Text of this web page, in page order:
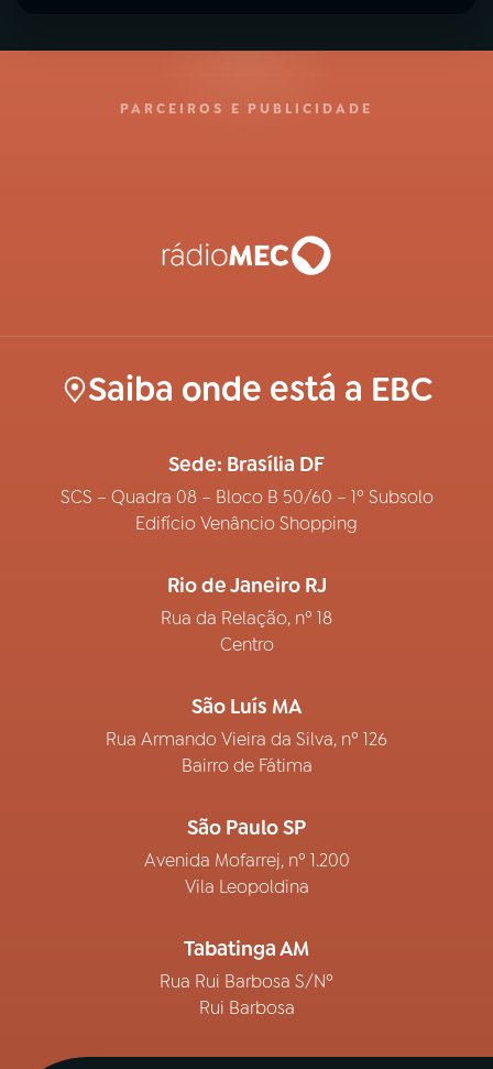
PARCEIROS E PUBLICIDADE
Saiba onde está a EBC
Sede: Brasília DF
SCS – Quadra 08 – Bloco B 50/60 – 1º Subsolo
Edifício Venâncio Shopping
Rio de Janeiro RJ
Rua da Relação, nº 18
Centro
São Luís MA
Rua Armando Vieira da Silva, nº 126
Bairro de Fátima
São Paulo SP
Avenida Mofarrej, nº 1.200
Vila Leopoldina
Tabatinga AM
Rua Rui Barbosa S/Nº
Rui Barbosa